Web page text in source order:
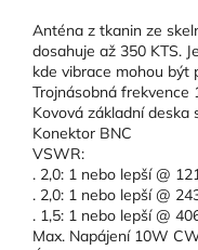
Anténa z tkanin ze
dosahuje až 350 KTS.
kde vibrace mohou být
Trojnásobná frekvence
Kovová základní
Konektor BNC
VSWR:
. 2,0: 1 nebo lepší @
. 2,0: 1 nebo lepší @
. 1,5: 1 nebo lepší @
Max. Napájení 10W